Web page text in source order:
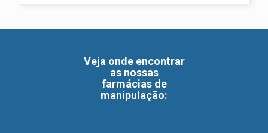
Veja onde encontrar
as nossas
farmácias de
manipulação: